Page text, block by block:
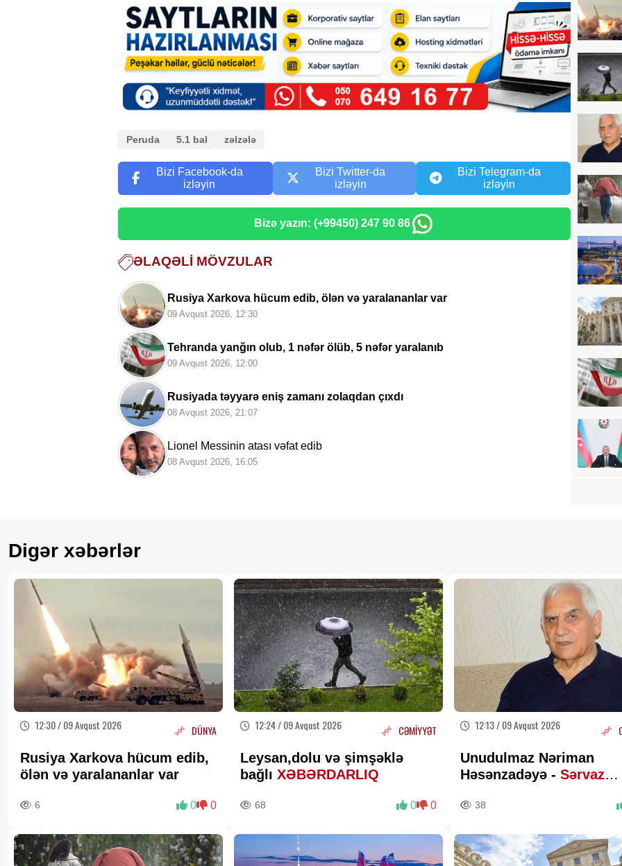
Peruda 5.1 bal zəlzələ
Bizi Facebook-da
izləyin
Bizi Twitter-da
izləyin
Bizi Telegram-da
izləyin
Bizə yazın: (+99450) 247 90 86
ƏLAQƏLI MÖVZULAR
Rusiya Xarkova hücum edib, ölən və yaralananlar var
09 Avqust 2026, 12:30
Tehranda yanğın olub, 1 nəfər ölüb, 5 nəfər yaralanıb
09 Avqust 2026, 12:00
Rusiyada təyyarə eniş zamanı zolaqdan çıxdı
08 Avqust 2026, 21:07
Lionel Messinin atası vəfat edib
08 Avqust 2026, 16:05
Digər xəbərlər
12:30 / 09 Avqust 2026 DÜNYA
Rusiya Xarkova hücum edib,
ölən və yaralananlar var
6 0 0
12:24 / 09 Avqust 2026 CƏMİYYƏT
Leysan,dolu və şimşəklə
bağlı XƏBƏRDARLIQ
68 0 0
12:13 / 09 Avqust 2026
Unudulmaz Nəriman
Həsənzadəyə - Sərvaz
38